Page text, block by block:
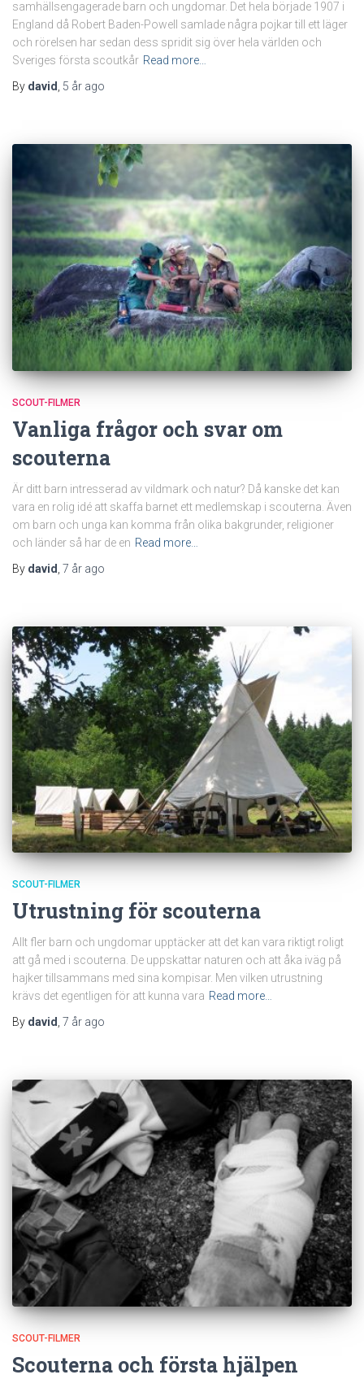
samhällsengagerade barn och ungdomar. Det hela började 1907 i
England då Robert Baden-Powell samlade några pojkar till ett läger
och rörelsen har sedan dess spridit sig över hela världen och
Sveriges första scoutkår Read more…
By david 5 år ago
SCOUT-FILMER
Vanliga frågor och svar om
scouterna
Är ditt barn intresserad av vildmark och natur? Då kanske det kan
vara en rolig idé att skaffa barnet ett medlemskap i scouterna. Även
om barn och unga kan komma från olika bakgrunder, religioner
och länder så har de en Read more…
By david 7 år ago
SCOUT-FILMER
Utrustning för scouterna
Allt fler barn och ungdomar upptäcker att det kan vara riktigt roligt
att gå med i scouterna. De uppskattar naturen och att åka iväg på
hajker tillsammans med sina kompisar. Men vilken utrustning
krävs det egentligen för att kunna vara Read more…
By david, 7 år ago
SCOUT-FILMER
Scouterna och första hjälpen